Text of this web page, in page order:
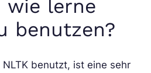
wie lerne
benutzen?
benutzt, ist eine sehr